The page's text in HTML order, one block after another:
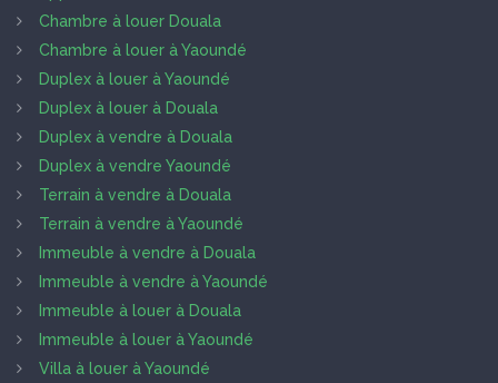
Chambre à louer Douala
Chambre à louer à Yaoundé
Duplex à louer à Yaoundé
Duplex à louer à Douala
Duplex à vendre à Douala
Duplex à vendre Yaoundé
Terrain à vendre à Douala
Terrain à vendre à Yaoundé
Immeuble à vendre à Douala
Immeuble à vendre à Yaoundé
Immeuble à louer à Douala
Immeuble à louer à Yaoundé
Villa à louer à Yaoundé